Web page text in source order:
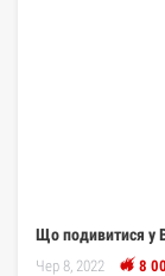
Що подивитися у
Чер 8, 2022 8